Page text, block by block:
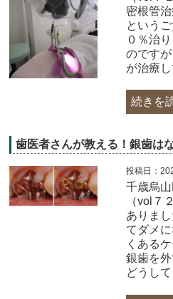
密根管
という
０％治
のです
が治療
続きを
歯医者さんが教える！銀歯は
投稿日：
千歳烏山
（vol７
ありま
てダメ
くある
銀歯を
どうし